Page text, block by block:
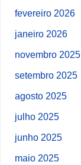
fevereiro 2026
janeiro 2026
novembro 2025
setembro 2025
agosto 2025
julho 2025
junho 2025
maio 2025